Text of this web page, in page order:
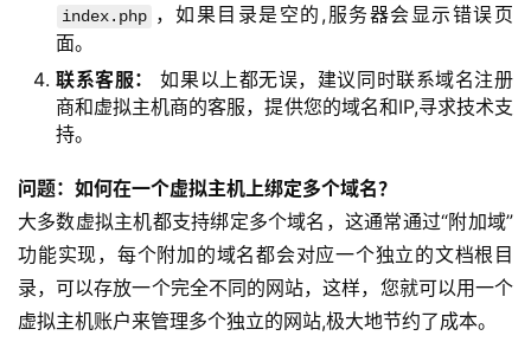
index.php ，如果目录是空的,服务器会显示错误页
面。
联系客服：
如果以上都无误，建议同时联系域名注册
商和虚拟主机商的客服，提供您的域名和IP,寻求技术支
持。
问题：如何在一个虚拟主机上绑定多个域名？
大多数虚拟主机都支持绑定多个域名，这通常通过“附加域”
功能实现，每个附加的域名都会对应一个独立的文档根目
录，可以存放一个完全不同的网站，这样，您就可以用一个
虚拟主机账户来管理多个独立的网站,极大地节约了成本。